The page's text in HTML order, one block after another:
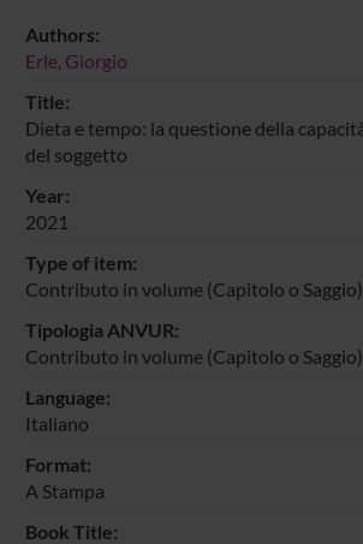
Authors:
Erle, Giorgio
Title:
Dieta e tempo: la questione della
del soggetto
Year:
2021
Type of item:
Contributo in volume (Capitolo o Saggio)
Tipologia ANVUR:
Contributo in volume (Capitolo o Saggio)
Language:
Italiano
Format:
A Stampa
Book Title: